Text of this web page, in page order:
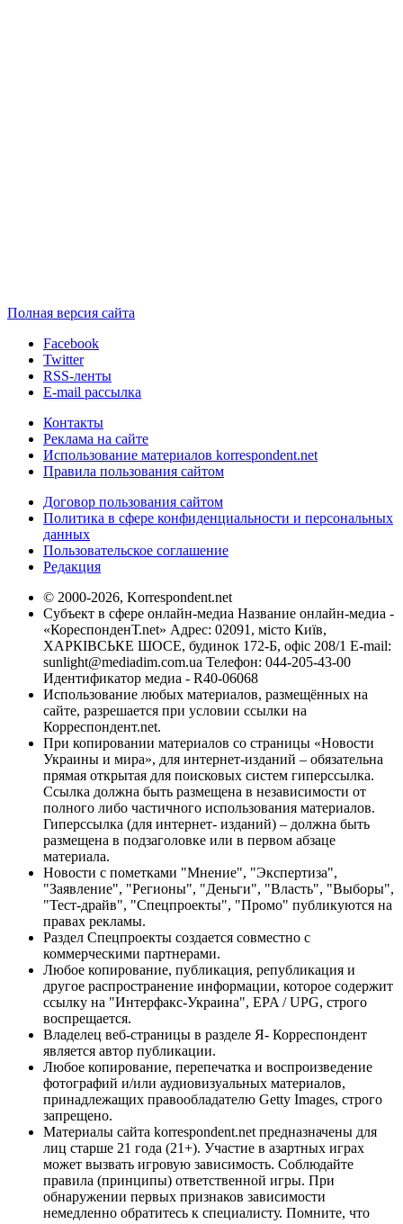
Полная версия сайта
Facebook
Twitter
RSS-ленты
E-mail рассылка
Контакты
Реклама на сайте
Использование материалов korrespondent.net
Правила пользования сайтом
Договор пользования сайтом
Политика в сфере конфиденциальности и персональных
данных
Пользовательское соглашение
Редакция
© 2000-2026, Korrespondent.net
Субъект в сфере онлайн-медиа Название онлайн-медиа -
«КореспонденТ.net» Адрес: 02091, місто Київ,
ХАРКІВСЬКЕ ШОСЕ, будинок 172-Б, офіс 208/1 E-mail:
sunlight@mediadim.com.ua Телефон: 044-205-43-00
Идентификатор медиа - R40-06068
Использование любых материалов, размещённых на
сайте, разрешается при условии ссылки на
Корреспондент.net.
При копировании материалов со страницы «Новости
Украины и мира», для интернет-изданий – обязательна
прямая открытая для поисковых систем гиперссылка.
Ссылка должна быть размещена в независимости от
полного либо частичного использования материалов.
Гиперссылка (для интернет- изданий) – должна быть
размещена в подзаголовке или в первом абзаце
материала.
Новости с пометками "Мнение", "Экспертиза",
"Заявление", "Регионы", "Деньги", "Власть", "Выборы",
"Тест-драйв", "Спецпроекты", "Промо" публикуются на
правах рекламы.
Раздел Спецпроекты создается совместно с
коммерческими партнерами.
Любое копирование, публикация, републикация и
другое распространение информации, которое содержит
ссылку на "Интерфакс-Украина", EPA / UPG, строго
воспрещается.
Владелец веб-страницы в разделе Я- Корреспондент
является автор публикации.
Любое копирование, перепечатка и воспроизведение
фотографий и/или аудиовизуальных материалов,
принадлежащих правообладателю Getty Images, строго
запрещено.
Материалы сайта korrespondent.net предназначены для
лиц старше 21 года (21+). Участие в азартных играх
может вызвать игровую зависимость. Соблюдайте
правила (принципы) ответственной игры. При
обнаружении первых признаков зависимости
немедленно обратитесь к специалисту. Помните, что